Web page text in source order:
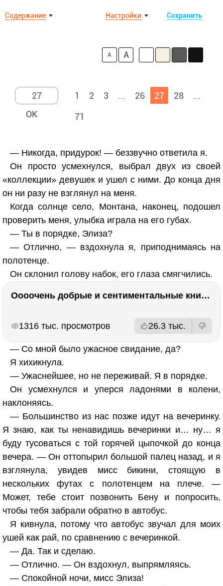
Содержание Сохранить
Настройки
A A
1 2 3 ... 26 27 28
...
71
— Никогда, придурок! — беззвучно ответила я.
Он просто усмехнулся, выбрал двух из своей
«коллекции» девушек и ушел с ними. До конца дня
он ни разу не взглянул на меня.
Когда солнце село, Монтана, наконец, подошел
проверить меня, улыбка играла на его губах.
— Ты в порядке, Элиза?
— Отлично, — вздохнула я, приподнимаясь на
полотенце.
Он склонил голову набок, его глаза смягчились.
Оооочень добрые и сентиментальные книги. Бабушка велела кланяться и История Артура Трулава
1316 тыс. просмотров 26.3 тыс.
— Со мной было ужасное свидание, да?
Я хихикнула.
— Ужаснейшее, но не переживай. Я в порядке.
Он усмехнулся и уперся ладонями в колени,
наклоняясь.
— Большинство из нас позже идут на вечеринку.
Я знаю, как ты ненавидишь вечеринки и… ну… я
буду тусоваться с той горячей цыпочкой до конца
вечера. — Он оттопырил большой палец назад, и я
взглянула, увидев мисс бикини, стоящую в
нескольких футах с полотенцем на плече. —
Может, тебе стоит позвонить Бену и попросить,
чтобы тебя забрали обратно в автобус.
Я кивнула, потому что автобус звучал для моих
ушей как рай, по сравнению с вечеринкой.
— Да. Так и сделаю.
— Отлично. — Он вздохнул, выпрямляясь.
— Спокойной ночи, мисс Элиза!